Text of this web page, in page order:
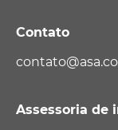
Contato
Assessoria de